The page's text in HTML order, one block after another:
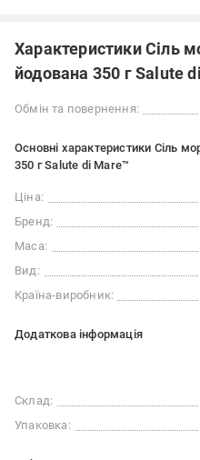
Характеристики Сіль
йодована 350 г Salute
Обмін та повернення:
Основні характеристики Сіль
350 г Salute di Mare™
Ціна:
Бренд:
Маса:
Вид:
Країна-виробник:
Додаткова інформація
Склад:
Упаковка: